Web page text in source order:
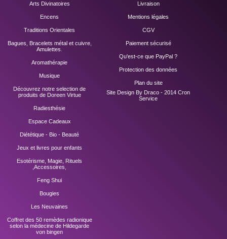
Arts Divinatoires
Encens
Traditions Orientales
Bagues, Bracelets métal et cuivre,
Amulettes.
Aromathérapie
Musique
Découvrez notre selection de
produits de Doreen Virtue
Radiesthésie
Espace Cadeaux
Diététique - Bio - Beauté
Jeux et livres pour enfants
Esotérisme, Magie, Rituels
,Accessoires,
Feng Shui
Bougies
Les Neuvaines
Coffret des 50 remèdes radionique
selon la médecine de Hildegarde
von bingen
Livraison
Mentions légales
CGV
Paiement sécurisé
Qu'est-ce que PayPal ?
Protection des données
Plan du site
Site Design By Draco - 2014 Cron
Service